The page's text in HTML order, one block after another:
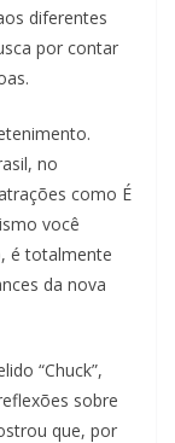
diferentes
por contar
no
como É
você
é totalmente
da nova
“Chuck”,
sobre
que, por